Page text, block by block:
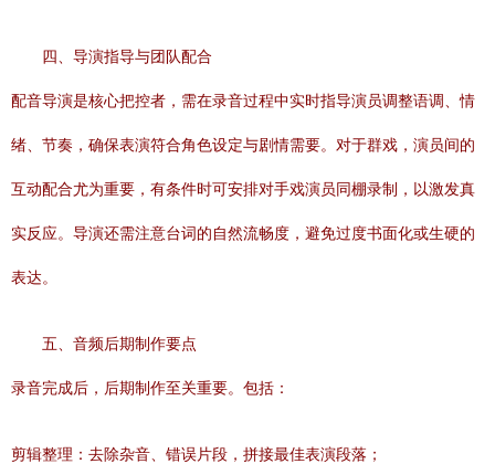
四、导演指导与团队配合
配音导演是核心把控者，需在录音过程中实时指导演员调整语调、情
绪、节奏，确保表演符合角色设定与剧情需要。对于群戏，演员间的
互动配合尤为重要，有条件时可安排对手戏演员同棚录制，以激发真
实反应。导演还需注意台词的自然流畅度，避免过度书面化或生硬的
表达。
五、音频后期制作要点
录音完成后，后期制作至关重要。包括：
剪辑整理：去除杂音、错误片段，拼接最佳表演段落；